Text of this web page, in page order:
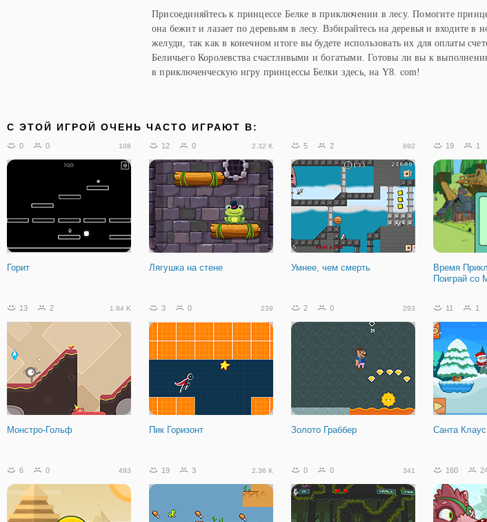
Присоединяйтесь к принцессе Белке в приключении в лесу. Помогите
она бежит и лазает по деревьям в лесу. Взбирайтесь на деревья и входите в
желуди, так как в конечном итоге вы будете использовать их для оплаты
Беличьего Королевства счастливыми и богатыми. Готовы ли вы к
в приключенческую игру принцессы Белки здесь, на Y8. com!
C ЭТОЙ ИГРОЙ ОЧЕНЬ ЧАСТО ИГРАЮТ В:
0 0 108
Горит
12 0 2.32 K
Лягушка на стене
5 2 692
Умнее, чем смерть
19 1
Время
Поиграй со
13 2 1.94 K
Монстро-Гольф
3 0 239
Пик Горизонт
2 0 293
Золото Граббер
11 1
Санта
6 0 493 19 3 2.36 K 0 0 341 160